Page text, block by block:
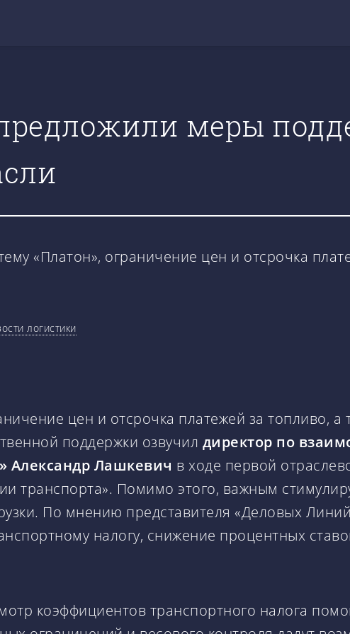
меры
«Платон», ограничение цен и отсрочка
логистики
цен и отсрочка платежей за топливо, а
поддержки озвучил директор по
Александр Лашкевич в ходе первой
транспорта». Помимо этого, важным
По мнению представителя «Деловых
налогу, снижение процентных
коэффициентов транспортного налога